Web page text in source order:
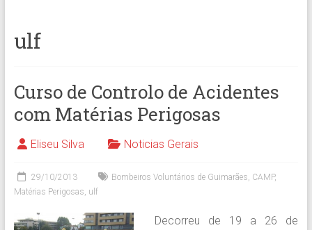
ulf
Curso de Controlo de Acidentes
com Matérias Perigosas
Eliseu Silva Noticias Gerais
29/10/2013 Bombeiros Voluntários de Guimarães, CAMP,
Matérias Perigosas, ulf
Decorreu de 19 a 26 de